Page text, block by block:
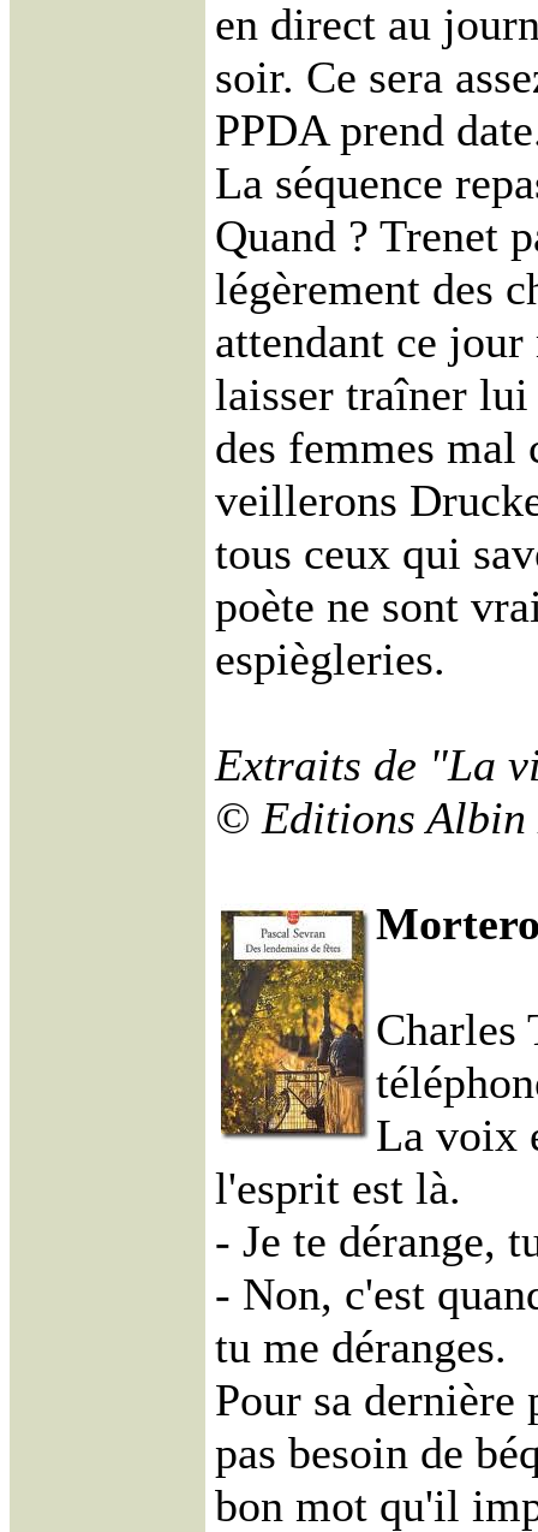
en direct au
soir. Ce sera
PPDA prend
La séquence
Quand ? Trenet
légèrement des
attendant ce
laisser traîner lui
des femmes mal
veillerons
tous ceux qui
poète ne sont
espiègleries.
Extraits de "La
© Editions Albin
Charles
La voix
l'esprit est là.
- Je te dérange,
- Non, c'est
tu me déranges.
Pour sa dernière
pas besoin de
bon mot qu'il